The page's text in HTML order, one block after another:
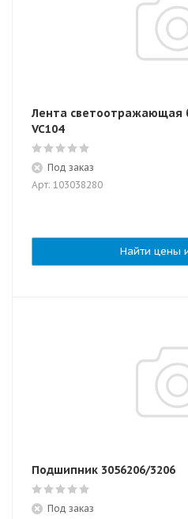
Лента светоотражающая
VC104
Под заказ
Арт: 103038280
Найти цены
Подшипник 3056206/3206
Под заказ